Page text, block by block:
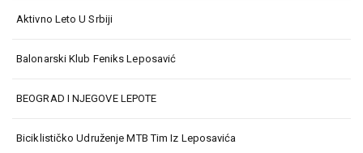
Aktivno Leto U Srbiji
Balonarski Klub Feniks Leposavić
BEOGRAD I NJEGOVE LEPOTE
Biciklističko Udruženje MTB Tim Iz Leposavića